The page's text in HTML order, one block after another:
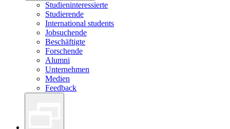
Studieninteressierte
Studierende
International students
Jobsuchende
Beschäftigte
Forschende
Alumni
Unternehmen
Medien
Feedback